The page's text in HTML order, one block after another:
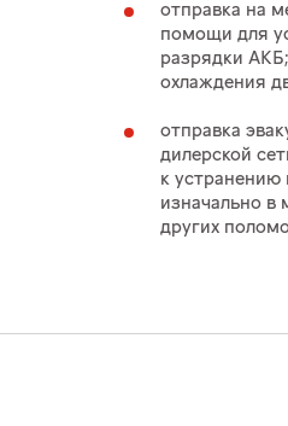
отправка на
помощи для
разрядки
охлаждения
отправка
дилерской
к устранению
изначально в
других